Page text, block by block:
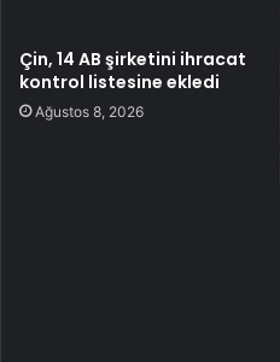
Çin, 14 AB şirketini ihracat
kontrol listesine ekledi
Ağustos 8, 2026